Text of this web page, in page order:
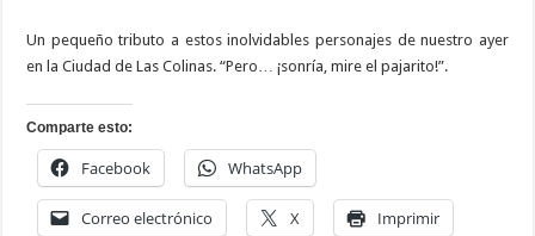
Un pequeño tributo a estos inolvidables personajes de nuestro ayer
en la Ciudad de Las Colinas. “Pero… ¡sonría, mire el pajarito!”.
Comparte esto:
Facebook WhatsApp
Correo electrónico X Imprimir